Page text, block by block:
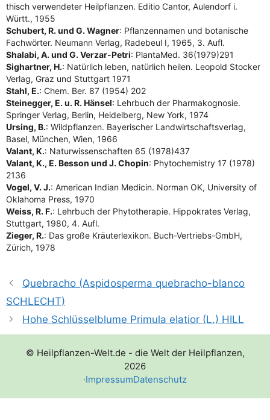
thisch ver­wen­de­ter Heil­pflan­zen. Edi­tio Can­tor, Aulen­dorf i.
Württ., 1955
Schu­bert, R. und G. Wag­ner: Pflan­zen­na­men und bota­ni­sche
Fach­wör­ter. Neu­mann Ver­lag, Rade­beul I, 1965, 3. Aufl.
Shala­bi, A. und G. Ver­z­ar-Petri: Plan­ta­Med. 36(1979)291
Sig­hart­ner, H.: Natür­lich leben, natür­lich hei­len. Leo­pold Sto­cker
Ver­lag, Graz und Stutt­gart 1971
Stahl, E.: Chem. Ber. 87 (1954) 202
Stein­eg­ger, E. u. R. Hän­sel: Lehr­buch der Phar­ma­ko­gno­sie.
Sprin­ger Ver­lag, Ber­lin, Hei­del­berg, New York, 1974
Ursing, B.: Wild­pflan­zen. Baye­ri­scher Land­wirt­schafts­ver­lag,
Basel, Mün­chen, Wien, 1966
Valant, K.: Natur­wis­sen­schaf­ten 65 (1978)437
Valant, K., E. Bes­son und J. Cho­pin: Phy­to­che­mis­try 17 (1978)
2136
Vogel, V. J.: Ame­ri­can Indi­an Medi­cin. Nor­man OK, Uni­ver­si­ty of
Okla­ho­ma Press, 1970
Weiss, R. F.: Lehr­buch der Phy­to­the­ra­pie. Hip­po­kra­tes Ver­lag,
Stutt­gart, 1980, 4. Aufl.
Zie­ger, R.: Das gro­ße Kräu­ter­le­xi­kon. Buch-Ver­triebs-GmbH,
Zürich, 1978
Quebracho (Aspidosperma quebracho-blanco
SCHLECHT)
Hohe Schlüsselblume Primula elatior (L.) HILL
© Heilpflanzen-Welt.de - die Welt der Heilpflanzen,
2026
·ImpressumDatenschutz